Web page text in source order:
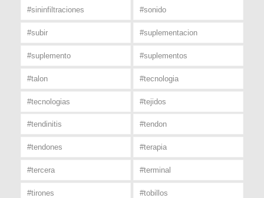
#sininfiltraciones #sonido
#subir #suplementacion
#suplemento #suplementos
#talon #tecnologia
#tecnologias #tejidos
#tendinitis #tendon
#tendones #terapia
#tercera #terminal
#tirones #tobillos